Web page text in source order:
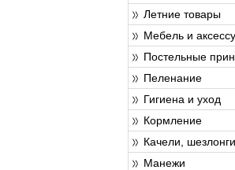
Летние товары
Мебель и
Постельные
Пеленание
Гигиена и уход
Кормление
Качели, шезлонги
Манежи